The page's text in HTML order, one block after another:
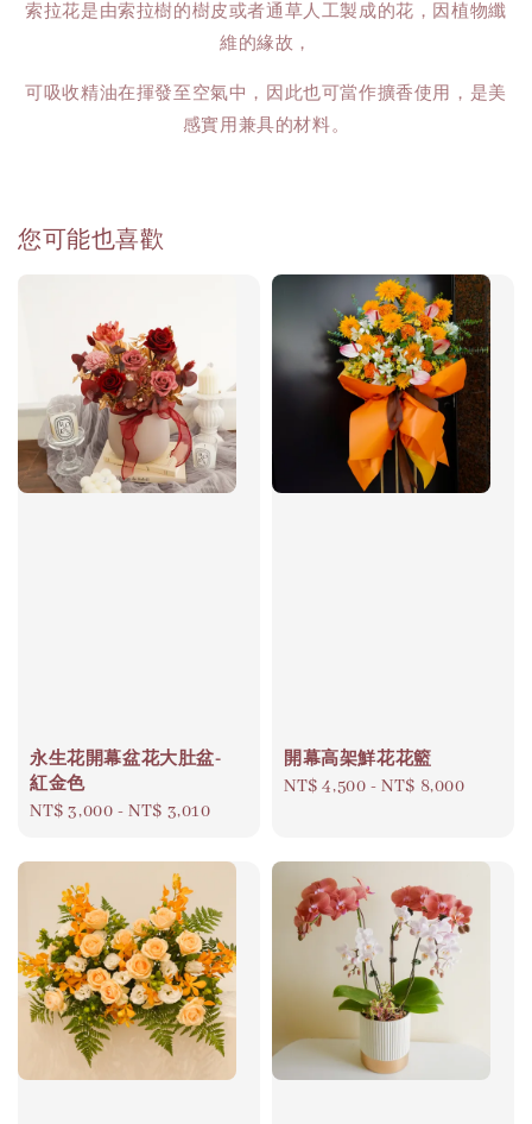
索拉花是由索拉樹的樹皮或者通草人工製成的花，因植物纖
維的緣故，
可吸收精油在揮發至空氣中，因此也可當作擴香使用，是美
感實用兼具的材料。
您可能也喜歡
永生花開幕盆花大肚盆-
紅金色
Regular
NT$ 3,000 -NT$ 3,010
開幕高架鮮花花籃
Regular
NT$ 4,500 -NT$ 8,000